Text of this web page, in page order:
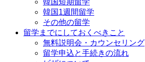
韓国1週間留学
その他の留学
留学までにしておくべきこと
無料説明会・カウンセリング
留学申込と手続きの流れ